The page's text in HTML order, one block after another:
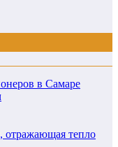
в Самаре
отражающая тепло